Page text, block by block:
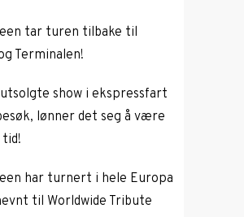
tar turen tilbake til
Terminalen!
show i ekspressfart
lønner det seg å være
har turnert i hele Europa
til Worldwide Tribute